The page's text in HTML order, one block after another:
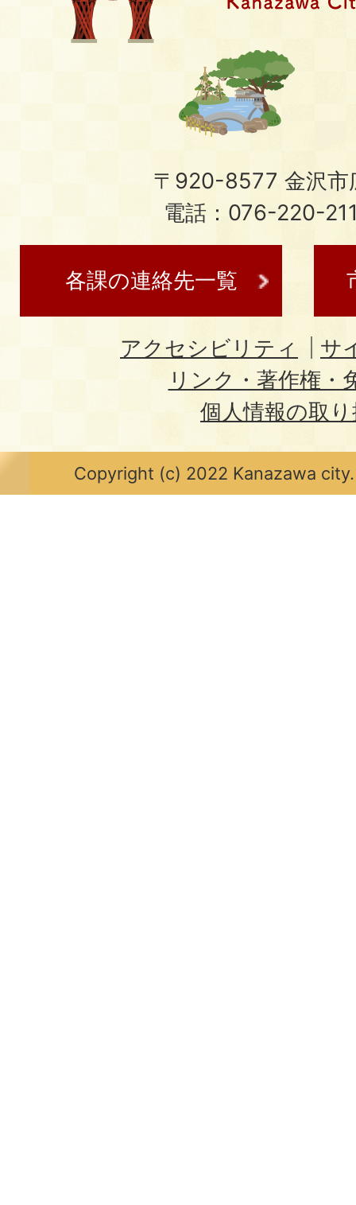
〒920-8577 金沢市
電話：076-220-
各課の連絡先一覧
アクセシビリティ
サ
リンク・著作権・
個人情報の取
Copyright (c) 2022 Kanazawa